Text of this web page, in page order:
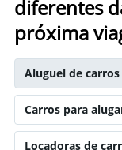
diferentes
próxima
Aluguel de
Carros para
Locadoras de